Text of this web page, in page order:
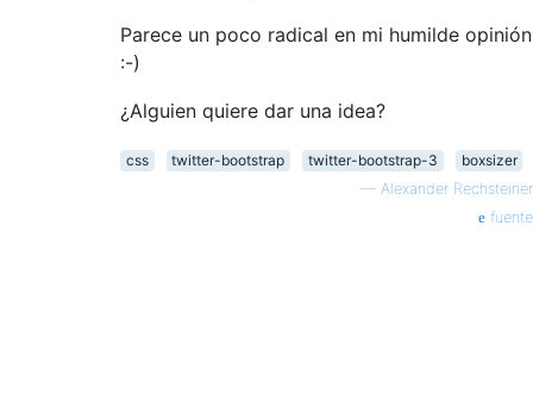
Parece un poco radical en mi humilde opinión
:-)
¿Alguien quiere dar una idea?
css twitter-bootstrap twitter-bootstrap-3
boxsizer
— Alexander Rechsteiner
fuente